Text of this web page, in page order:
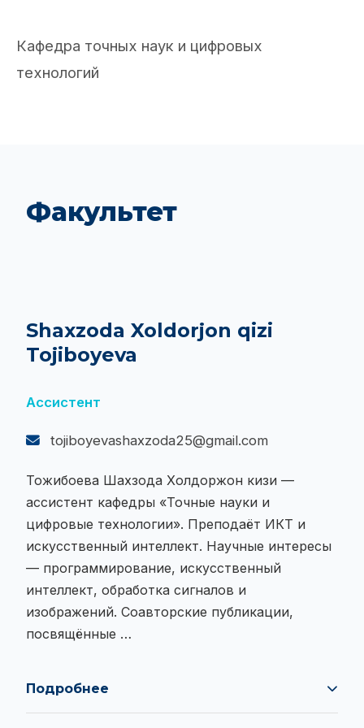
Кафедра точных наук и цифровых
технологий
Факультет
Shaxzoda Xoldorjon qizi
Tojiboyeva
Ассистент
tojiboyevashaxzoda25@gmail.com
Тожибоева Шахзода Холдоржон кизи —
ассистент кафедры «Точные науки и
цифровые технологии». Преподаёт ИКТ и
искусственный интеллект. Научные интересы
— программирование, искусственный
интеллект, обработка сигналов и
изображений. Соавторские публикации,
посвящённые …
Подробнее